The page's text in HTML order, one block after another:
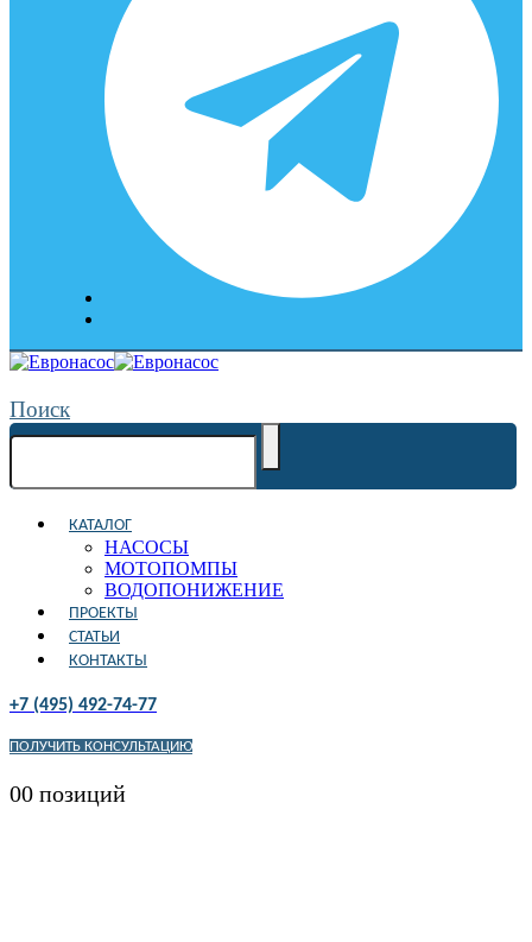
Поиск
КАТАЛОГ
НАСОСЫ
МОТОПОМПЫ
ВОДОПОНИЖЕНИЕ
ПРОЕКТЫ
СТАТЬИ
КОНТАКТЫ
+7 (495) 492-74-77
ПОЛУЧИТЬ КОНСУЛЬТАЦИЮ
00 позиций